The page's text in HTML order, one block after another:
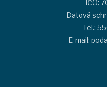
IČO:
Datová
Tel.:
E-mail: